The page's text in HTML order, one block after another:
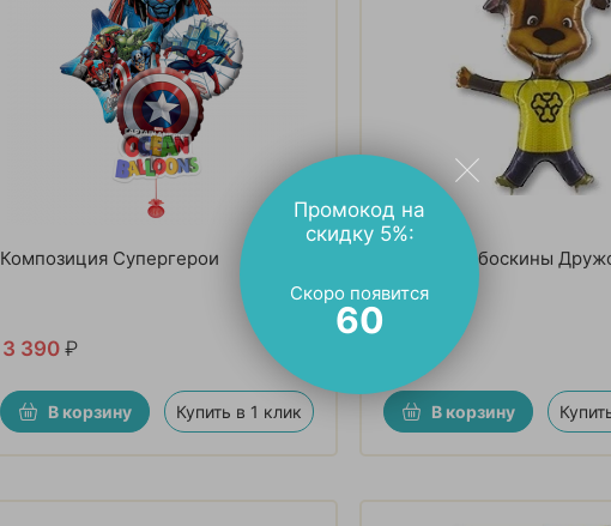
Композиция Супергерои
3 390 ₽
В корзину Купить в 1 клик
Шарик Барбоскины
В корзину
Промокод на
скидку 5%:
Скоро появится
59